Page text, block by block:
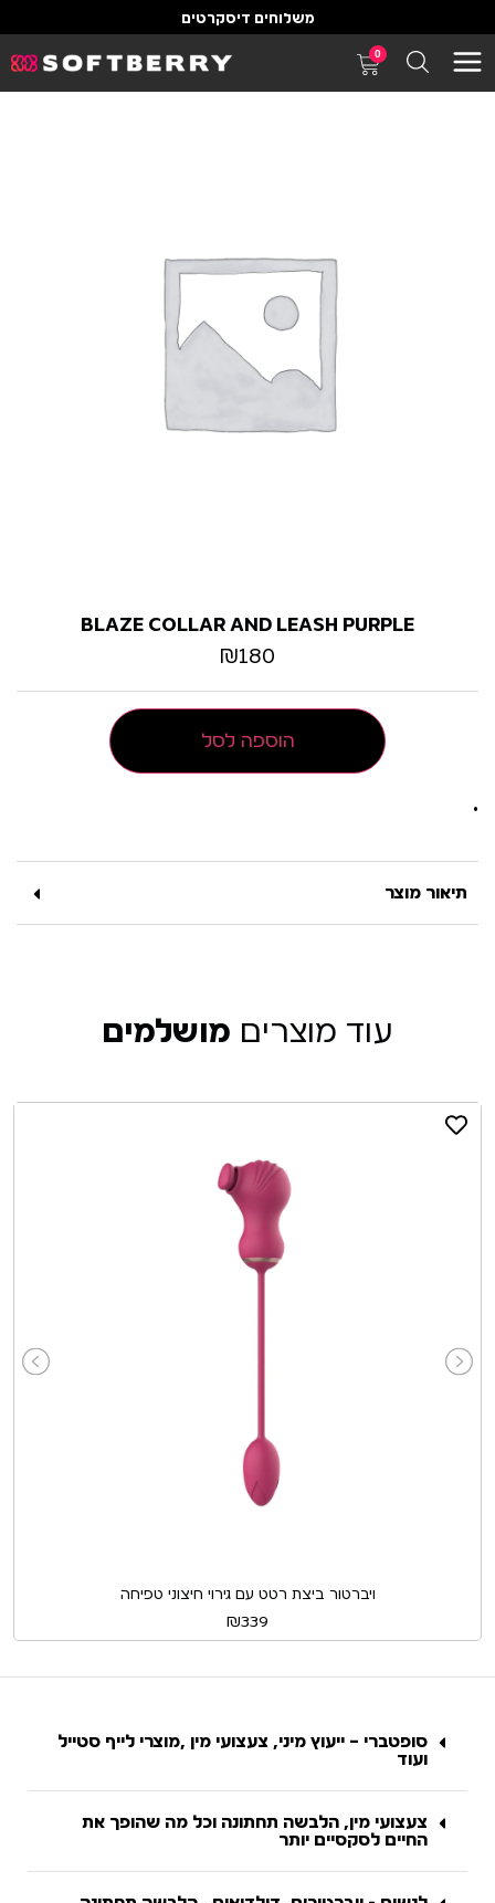
משלוחים דיסקרטים
0
BLAZE COLLAR AND LEASH PURPLE
₪180
הוספה לסל
•
תיאור מוצר
עוד מוצרים מושלמים
ויברטור ביצת רטט עם גירוי חיצוני טפיחה
₪339
סופטברי – ייעוץ מיני, צעצועי מין ,מוצרי לייף סטייל
ועוד
צעצועי מין, הלבשה תחתונה וכל מה שהופך את
החיים לסקסיים יותר